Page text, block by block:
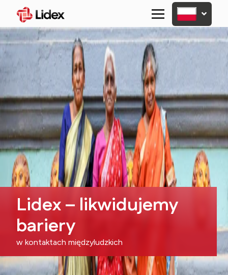
Primary
Menu
Lidex – likwidujemy
bariery
w kontaktach międzyludzkich